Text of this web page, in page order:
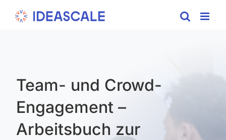
Team- und Crowd-
Engagement –
Arbeitsbuch zur